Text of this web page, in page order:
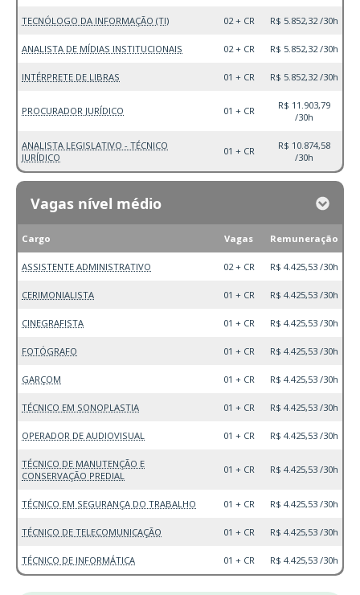
TECNÓLOGO DA INFORMAÇÃO (TI) 02 + CR R$ 5.852,32 /30h
ANALISTA DE MÍDIAS INSTITUCIONAIS 02 + CR R$ 5.852,32 /30h
INTÉRPRETE DE LIBRAS 01 + CR R$ 5.852,32 /30h
PROCURADOR JURÍDICO 01 + CR
R$ 11.903,79
/30h
ANALISTA LEGISLATIVO - TÉCNICO
JURÍDICO
01 + CR
R$ 10.874,58
/30h
Vagas nível médio
Cargo Vagas Remuneração
ASSISTENTE ADMINISTRATIVO 02 + CR R$ 4.425,53 /30h
CERIMONIALISTA 01 + CR R$ 4.425,53 /30h
CINEGRAFISTA 01 + CR R$ 4.425,53 /30h
FOTÓGRAFO 01 + CR R$ 4.425,53 /30h
GARÇOM 01 + CR R$ 4.425,53 /30h
TÉCNICO EM SONOPLASTIA 01 + CR R$ 4.425,53 /30h
OPERADOR DE AUDIOVISUAL 01 + CR R$ 4.425,53 /30h
TÉCNICO DE MANUTENÇÃO E
CONSERVAÇÃO PREDIAL
01 + CR R$ 4.425,53 /30h
TÉCNICO EM SEGURANÇA DO TRABALHO 01 + CR R$ 4.425,53 /30h
TÉCNICO DE TELECOMUNICAÇÃO 01 + CR R$ 4.425,53 /30h
TÉCNICO DE INFORMÁTICA 01 + CR R$ 4.425,53 /30h